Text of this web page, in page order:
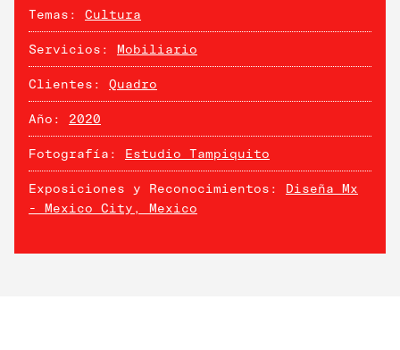
Temas: Cultura
Servicios: Mobiliario
Clientes: Quadro
Año: 2020
Fotografía: Estudio Tampiquito
Exposiciones y Reconocimientos: Diseña Mx
- Mexico City, Mexico